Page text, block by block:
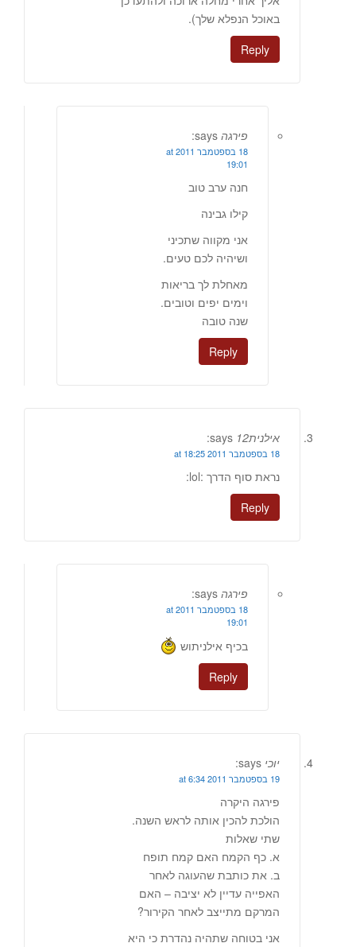
באוכל הנפלא שלך).
Reply
פירגה says:
18 בספטמבר 2011 at
19:01
חנה ערב טוב
קילו גבינה
אני מקווה שתכיני
ושיהיה לכם טעים.
מאחלת לך בריאות
וימים יפים וטובים.
שנה טובה
Reply
אילנית12 says:
18 בספטמבר 2011 at 18:25
נראת סוף הדרך :lol:
Reply
פירגה says:
18 בספטמבר 2011 at
19:01
בכיף אילניתוש
Reply
יוכי says:
19 בספטמבר 2011 at 6:34
פירגה היקרה
הולכת להכין אותה לראש השנה.
שתי שאלות
א. כף הקמח האם קמח תופח
ב. את כותבת שהעוגה לאחר
האפייה עדיין לא יציבה – האם
המרקם מתייצב לאחר הקירור?
אני בטוחה שתהיה נהדרת כי היא